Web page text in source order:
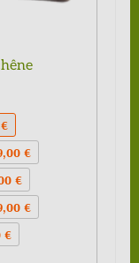
€
€
€
€